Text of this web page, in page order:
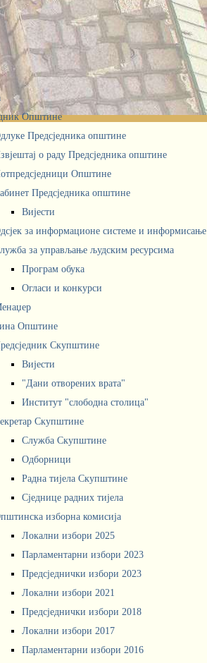
Општине
Предсједника општине
о раду Предсједника општине
Општине
Предсједника oпштине
Вијести
за информационе системе и информисање
за управљање људским ресурсима
Програм обука
Огласи и конкурси
Општине
Скупштине
Вијести
"Дани отворених врата"
Институт "слободна столица"
Скупштине
Служба Скупштине
Одборници
Радна тијела Скупштине
Сједнице радних тијела
изборна комисија
Локални избори 2025
Парламентарни избори 2023
Предсједнички избори 2023
Локални избори 2021
Предсједнички избори 2018
Локални избори 2017
Парламентарни избори 2016